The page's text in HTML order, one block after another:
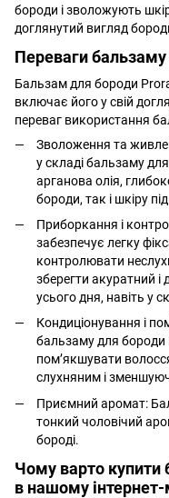
бороди і зволожують
доглянутий вигляд
Переваги
Бальзам для бороди
включає його у свій
переваг використання
Зволоження та
у складі бальзаму
арганова олія,
бороди, так і шкіру
Приборкання і
забезпечує легку
контролювати
зберегти акуратний
усього дня, навіть у
Кондиціонування і
бальзаму для бороди
пом’якшувати
слухняним і
Приємний аромат:
тонкий чоловічий
бороді.
Чому варто купити
в нашому інтернет-